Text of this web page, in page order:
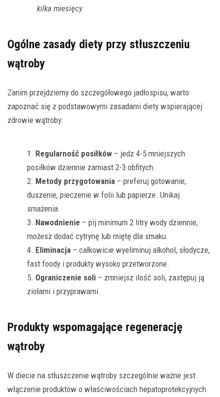
kilka miesięcy.
Ogólne zasady diety przy stłuszczeniu
wątroby
Zanim przejdziemy do szczegółowego jadłospisu, warto
zapoznać się z podstawowymi zasadami diety wspierającej
zdrowie wątroby:
Regularność posiłków – jedz 4-5 mniejszych
posiłków dziennie zamiast 2-3 obfitych.
Metody przygotowania – preferuj gotowanie,
duszenie, pieczenie w folii lub papierze. Unikaj
smażenia.
Nawodnienie – pij minimum 2 litry wody dziennie,
możesz dodać cytrynę lub miętę dla smaku.
Eliminacja – całkowicie wyeliminuj alkohol, słodycze,
fast foody i produkty wysoko przetworzone.
Ograniczenie soli – zmniejsz ilość soli, zastępuj ją
ziołami i przyprawami.
Produkty wspomagające regenerację
wątroby
W diecie na stłuszczenie wątroby szczególnie ważne jest
włączenie produktów o właściwościach hepatoprotekcyjnych